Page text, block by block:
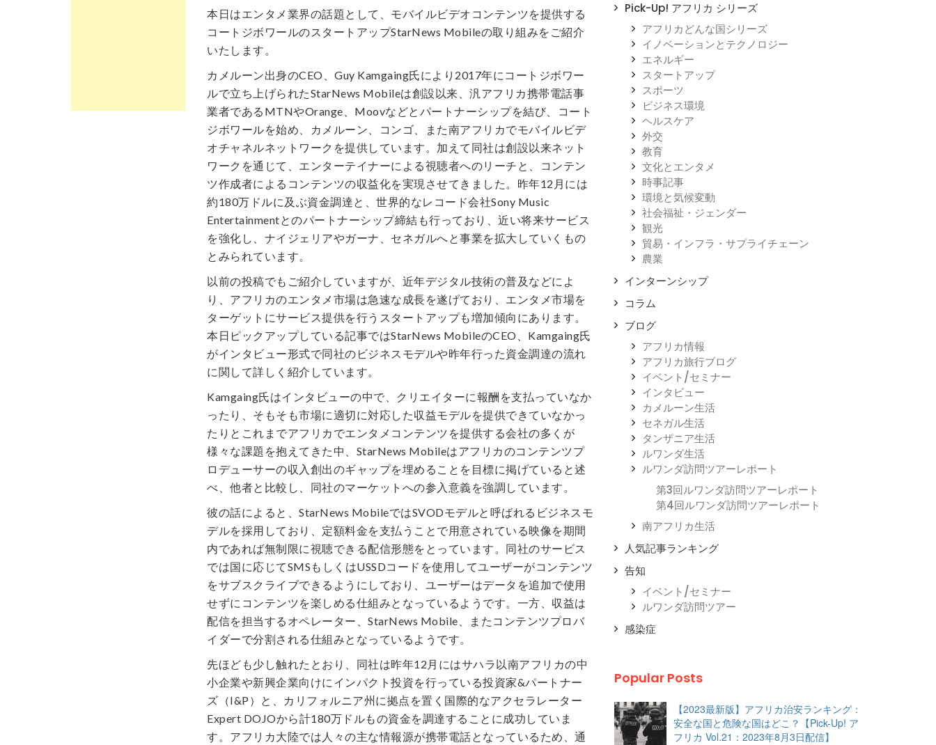
本日はエンタメ業界の話題として、モバイルビデオコンテンツを提供する
コートジボワールのスタートアップStarNews Mobileの取り組みをご紹介
いたします。
カメルーン出身のCEO、Guy Kamgaing氏により2017年にコートジボワー
ルで立ち上げられたStarNews Mobileは創設以来、汎アフリカ携帯電話事
業者であるMTNやOrange、Moovなどとパートナーシップを結び、コート
ジボワールを始め、カメルーン、コンゴ、また南アフリカでモバイルビデ
オチャネルネットワークを提供しています。加えて同社は創設以来ネット
ワークを通じて、エンターテイナーによる視聴者へのリーチと、コンテン
ツ作成者によるコンテンツの収益化を実現させてきました。昨年12月には
約180万ドルに及ぶ資金調達と、世界的なレコード会社Sony Music
Entertainmentとのパートナーシップ締結も行っており、近い将来サービス
を強化し、ナイジェリアやガーナ、セネガルへと事業を拡大していくもの
とみられています。
以前の投稿でもご紹介していますが、近年デジタル技術の普及などによ
り、アフリカのエンタメ市場は急速な成長を遂げており、エンタメ市場を
ターゲットにサービス提供を行うスタートアップも増加傾向にあります。
本日ピックアップしている記事ではStarNews MobileのCEO、Kamgaing氏
がインタビュー形式で同社のビジネスモデルや昨年行った資金調達の流れ
に関して詳しく紹介しています。
Kamgaing氏はインタビューの中で、クリエイターに報酬を支払っていなか
ったり、そもそも市場に適切に対応した収益モデルを提供できていなかっ
たりとこれまでアフリカでエンタメコンテンツを提供する会社の多くが
様々な課題を抱えてきた中、StarNews Mobileはアフリカのコンテンツプ
ロデューサーの収入創出のギャップを埋めることを目標に掲げていると述
べ、他者と比較し、同社のマーケットへの参入意義を強調しています。
彼の話によると、StarNews MobileではSVODモデルと呼ばれるビジネスモ
デルを採用しており、定額料金を支払うことで用意されている映像を期間
内であれば無制限に視聴できる配信形態をとっています。同社のサービス
では国に応じてSMSもしくはUSSDコードを使用してユーザーがコンテンツ
をサブスクライブできるようにしており、ユーザーはデータを追加で使用
せずにコンテンツを楽しめる仕組みとなっているようです。一方、収益は
配信を担当するオペレーター、StarNews Mobile、またコンテンツプロバ
イダーで分割される仕組みとなっているようです。
先ほども少し触れたとおり、同社は昨年12月にはサハラ以南アフリカの中
小企業や新興企業向けにインパクト投資を行っている投資家&パートナー
ズ（I&P）と、カリフォルニア州に拠点を置く国際的なアクセラレーター
Expert DOJOから計180万ドルもの資金を調達することに成功していま
す。アフリカ大陸では人々の主な情報源が携帯電話となっているため、通
Pick-Up! アフリカ シリーズ
アフリカどんな国シリーズ
イノベーションとテクノロジー
エネルギー
スタートアップ
スポーツ
ビジネス環境
ヘルスケア
外交
教育
文化とエンタメ
時事記事
環境と気候変動
社会福祉・ジェンダー
観光
貿易・インフラ・サプライチェーン
農業
インターンシップ
コラム
ブログ
アフリカ情報
アフリカ旅行ブログ
イベント/セミナー
インタビュー
カメルーン生活
セネガル生活
タンザニア生活
ルワンダ生活
ルワンダ訪問ツアーレポート
第3回ルワンダ訪問ツアーレポート
第4回ルワンダ訪問ツアーレポート
南アフリカ生活
人気記事ランキング
告知
イベント/セミナー
ルワンダ訪問ツアー
感染症
Popular Posts
【2023最新版】アフリカ治安ランキング：
安全な国と危険な国はどこ？【Pick-Up! ア
フリカ Vol.21：2023年8月3日配信】